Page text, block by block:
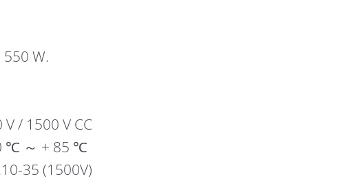
W.
/ 1500 V CC
℃ ～ + 85 ℃
35 (1500V)